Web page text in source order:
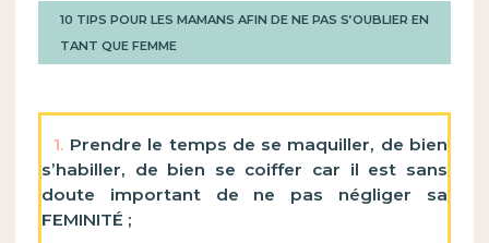
10 TIPS POUR LES MAMANS AFIN DE NE PAS S’OUBLIER EN
TANT QUE FEMME
1. Prendre le temps de se maquiller, de bien
s’habiller, de bien se coiffer car il est sans
doute important de ne pas négliger sa
FEMINITÉ ;